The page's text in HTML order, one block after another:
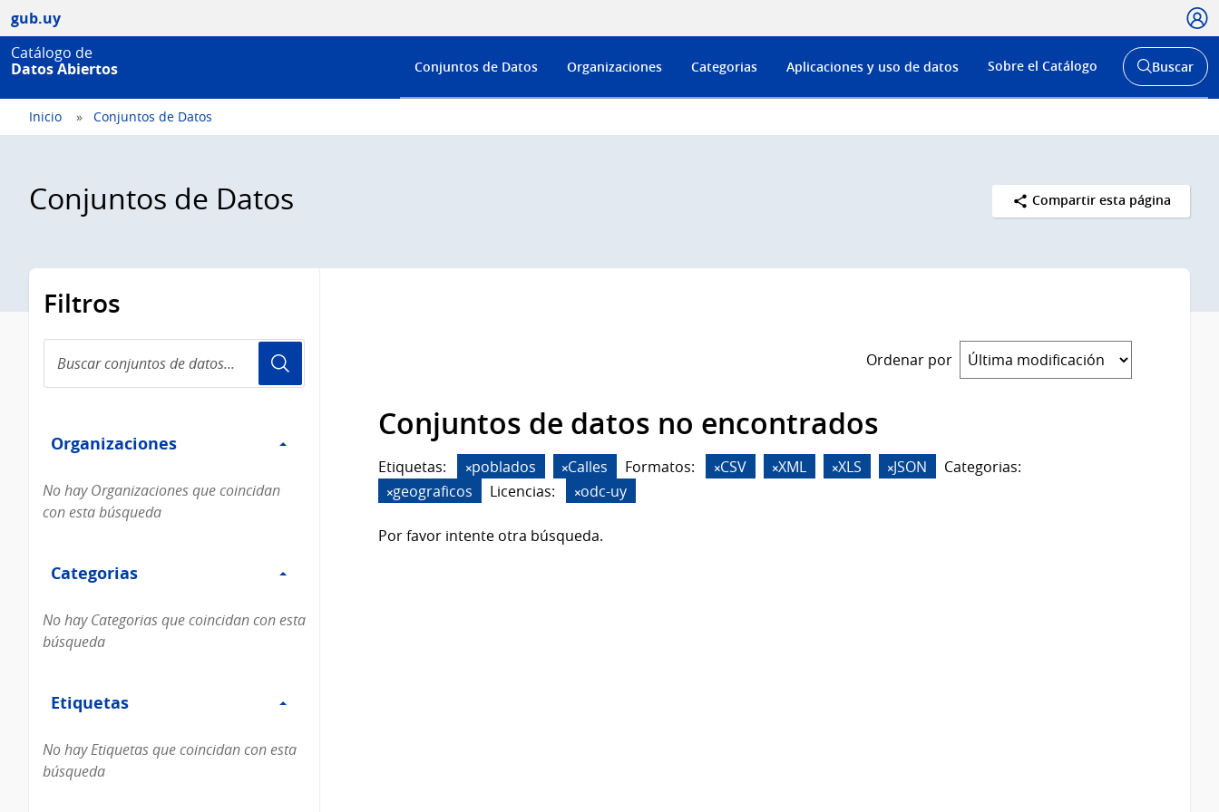
gub.uy
Catálogo de
Datos Abiertos
Menú
de
Conjuntos de Datos Organizaciones Categorias Aplicaciones y uso de datos Sobre el Catálogo
Abrir
buscador
Buscar
Inicio Conjuntos de Datos
Conjuntos de Datos Compartir esta página
Filtros
conjuntos
de
Organizaciones
Organizaciones
No hay Organizaciones que coincidan
con esta búsqueda
Categorias
Categorias
No hay Categorias que coincidan con esta
búsqueda
Etiquetas
Etiquetas
No hay Etiquetas que coincidan con esta
búsqueda
Ordenar por
Conjuntos de datos no encontrados
Etiquetas: poblados Calles Formatos: CSV XML XLS JSON
Categorias:
geograficos
Licencias: odc-uy
Por favor intente otra búsqueda.